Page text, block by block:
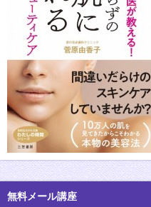
無料メール講座